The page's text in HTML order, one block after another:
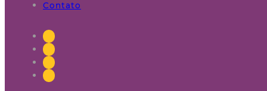
Contato